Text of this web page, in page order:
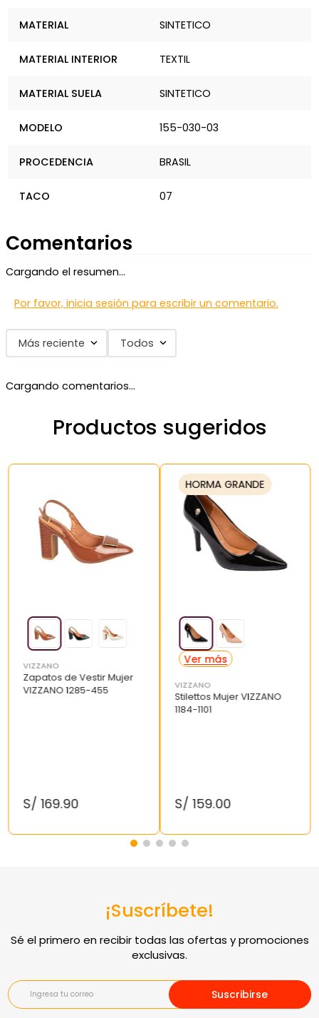
MATERIAL SINTETICO
MATERIAL INTERIOR TEXTIL
MATERIAL SUELA SINTETICO
MODELO 155-030-03
PROCEDENCIA BRASIL
TACO 07
Comentarios
Cargando el resumen…
Por favor, inicia sesión para escribir un comentario.
Más reciente Todos
Cargando comentarios…
Productos sugeridos
VIZZANO
Zapatos de Vestir Mujer
VIZZANO 1285-455
S/ 169.90
HORMA GRANDE
VIZZANO
Stilettos Mujer VIZZANO
1184-1101
S/ 159.00
¡Suscríbete!
Suscribirse